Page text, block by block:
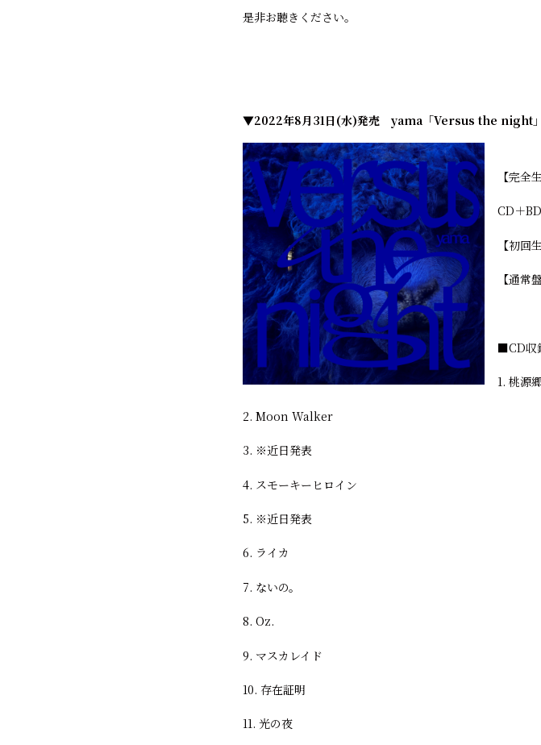
是非お聴きください。
▼2022年8月31日(水)発売 yama「Versus the night
【完全
CD＋
【初回
【通常
■CD収
1. 桃源郷
2. Moon Walker
3. ※近日発表
4. スモーキーヒロイン
5. ※近日発表
6. ライカ
7. ないの。
8. Oz.
9. マスカレイド
10. 存在証明
11. 光の夜